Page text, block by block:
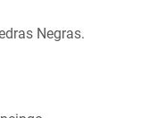
Negras.